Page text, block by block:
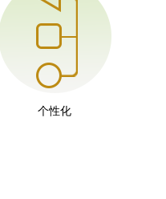
个性化